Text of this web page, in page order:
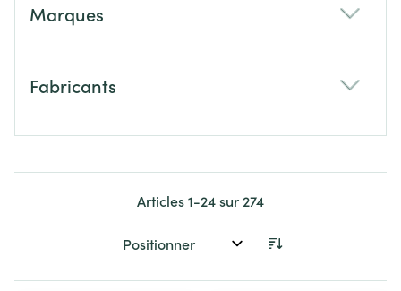
Marques
Fabricants
Articles1-24sur 274
Trier par: